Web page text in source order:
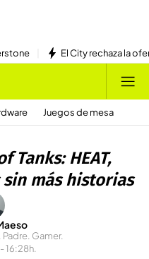
El City rechaza la
Juegos de mesa
Tanks: HEAT,
más historias
Gamer.
16:28h.